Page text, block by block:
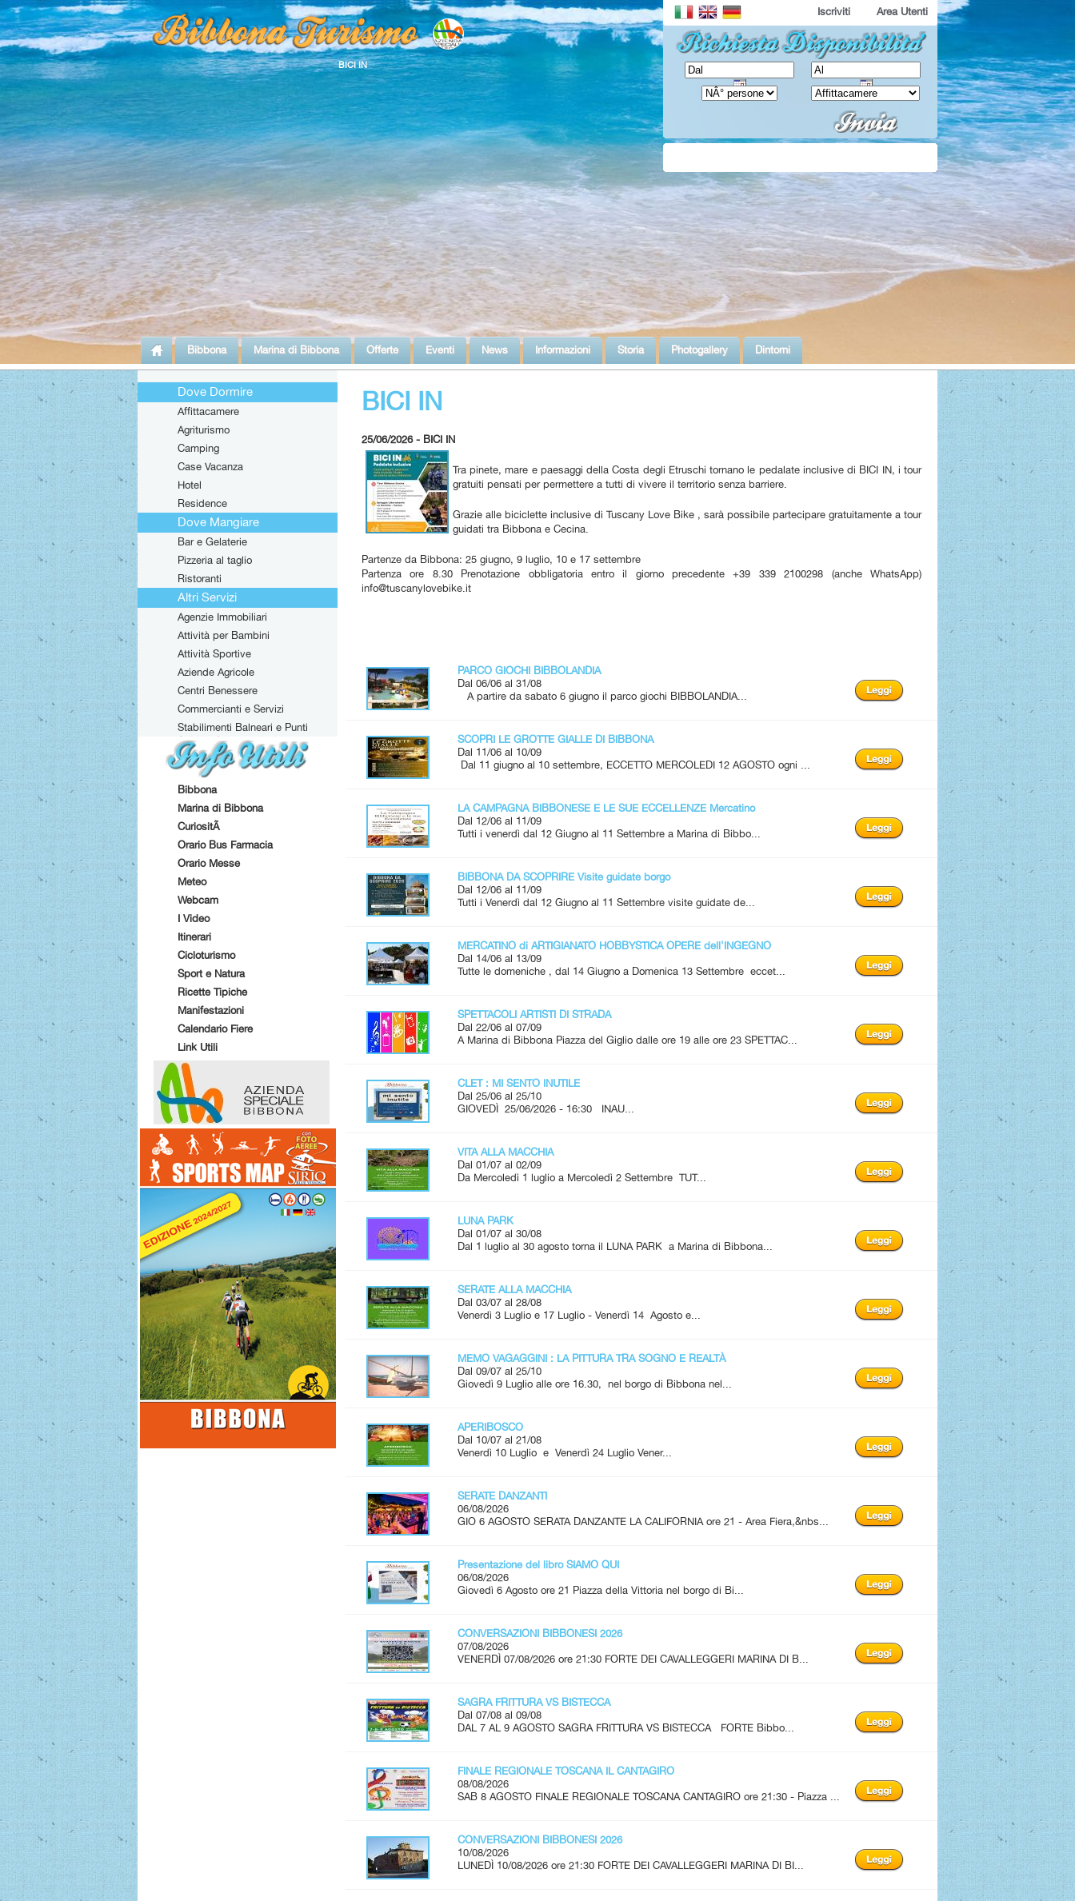
BICI IN
Iscriviti Area Utenti
Bibbona Marina di Bibbona Offerte Eventi News Informazioni Storia Photogallery Dintorni
Dove Dormire
Affittacamere
Agriturismo
Camping
Case Vacanza
Hotel
Residence
Dove Mangiare
Bar e Gelaterie
Pizzeria al taglio
Ristoranti
Altri Servizi
Agenzie Immobiliari
Attività per Bambini
Attività Sportive
Aziende Agricole
Centri Benessere
Commercianti e Servizi
Stabilimenti Balneari e Punti
Attrezzati
Bibbona
Marina di Bibbona
CuriositÃ
Orario Bus Farmacia
Orario Messe
Meteo
Webcam
I Video
Itinerari
Cicloturismo
Sport e Natura
Ricette Tipiche
Manifestazioni
Calendario Fiere
Link Utili
BICI IN
25/06/2026 - BICI IN
Tra pinete, mare e paesaggi della Costa degli Etruschi tornano le pedalate inclusive di BICI IN, i tour
gratuiti pensati per permettere a tutti di vivere il territorio senza barriere.
Grazie alle biciclette inclusive di Tuscany Love Bike , sarà possibile partecipare gratuitamente a tour
guidati tra Bibbona e Cecina.
Partenze da Bibbona: 25 giugno, 9 luglio, 10 e 17 settembre
Partenza ore 8.30 Prenotazione obbligatoria entro il giorno precedente +39 339 2100298 (anche WhatsApp)
info@tuscanylovebike.it
PARCO GIOCHI BIBBOLANDIA
Dal 06/06 al 31/08
A partire da sabato 6 giugno il parco giochi BIBBOLANDIA...
SCOPRI LE GROTTE GIALLE DI BIBBONA
Dal 11/06 al 10/09
Dal 11 giugno al 10 settembre, ECCETTO MERCOLEDI 12 AGOSTO ogni ...
LA CAMPAGNA BIBBONESE E LE SUE ECCELLENZE Mercatino
Dal 12/06 al 11/09
Tutti i venerdì dal 12 Giugno al 11 Settembre a Marina di Bibbo...
BIBBONA DA SCOPRIRE Visite guidate borgo
Dal 12/06 al 11/09
Tutti i Venerdì dal 12 Giugno al 11 Settembre visite guidate de...
MERCATINO di ARTIGIANATO HOBBYSTICA OPERE dell'INGEGNO
Dal 14/06 al 13/09
Tutte le domeniche , dal 14 Giugno a Domenica 13 Settembre eccet...
SPETTACOLI ARTISTI DI STRADA
Dal 22/06 al 07/09
A Marina di Bibbona Piazza del Giglio dalle ore 19 alle ore 23 SPETTAC...
CLET : MI SENTO INUTILE
Dal 25/06 al 25/10
GIOVEDÌ 25/06/2026 - 16:30 INAU...
VITA ALLA MACCHIA
Dal 01/07 al 02/09
Da Mercoledì 1 luglio a Mercoledì 2 Settembre TUT...
LUNA PARK
Dal 01/07 al 30/08
Dal 1 luglio al 30 agosto torna il LUNA PARK a Marina di Bibbona...
SERATE ALLA MACCHIA
Dal 03/07 al 28/08
Venerdì 3 Luglio e 17 Luglio - Venerdì 14 Agosto e...
MEMO VAGAGGINI : LA PITTURA TRA SOGNO E REALTÀ
Dal 09/07 al 25/10
Giovedì 9 Luglio alle ore 16.30, nel borgo di Bibbona nel...
APERIBOSCO
Dal 10/07 al 21/08
Venerdì 10 Luglio e Venerdì 24 Luglio Vener...
SERATE DANZANTI
06/08/2026
GIO 6 AGOSTO SERATA DANZANTE LA CALIFORNIA ore 21 - Area Fiera,&nbs...
Presentazione del libro SIAMO QUI
06/08/2026
Giovedì 6 Agosto ore 21 Piazza della Vittoria nel borgo di Bi...
CONVERSAZIONI BIBBONESI 2026
07/08/2026
VENERDÌ 07/08/2026 ore 21:30 FORTE DEI CAVALLEGGERI MARINA DI B...
SAGRA FRITTURA VS BISTECCA
Dal 07/08 al 09/08
DAL 7 AL 9 AGOSTO SAGRA FRITTURA VS BISTECCA FORTE Bibbo...
FINALE REGIONALE TOSCANA IL CANTAGIRO
08/08/2026
SAB 8 AGOSTO FINALE REGIONALE TOSCANA CANTAGIRO ore 21:30 - Piazza ...
CONVERSAZIONI BIBBONESI 2026
10/08/2026
LUNEDÌ 10/08/2026 ore 21:30 FORTE DEI CAVALLEGGERI MARINA DI BI...